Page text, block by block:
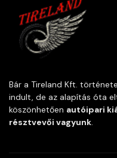
Bár a Tireland Kft.
indult, de az alapítás óta
köszönhetően autóipari
résztvevői vagyunk